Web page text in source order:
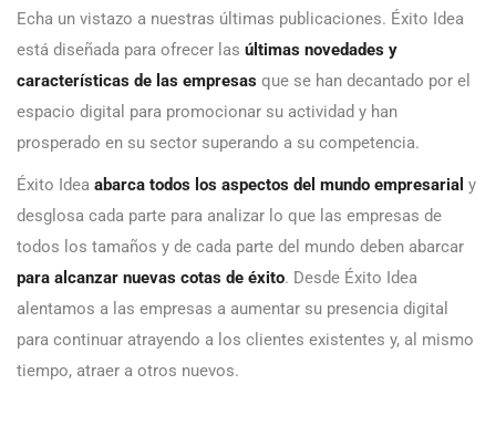
Echa un vistazo a nuestras últimas publicaciones. Éxito Idea
está diseñada para ofrecer las últimas novedades y
características de las empresas que se han decantado por el
espacio digital para promocionar su actividad y han
prosperado en su sector superando a su competencia.
Éxito Idea abarca todos los aspectos del mundo empresarial y
desglosa cada parte para analizar lo que las empresas de
todos los tamaños y de cada parte del mundo deben abarcar
para alcanzar nuevas cotas de éxito. Desde Éxito Idea
alentamos a las empresas a aumentar su presencia digital
para continuar atrayendo a los clientes existentes y, al mismo
tiempo, atraer a otros nuevos.